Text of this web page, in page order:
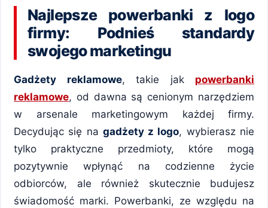
Najlepsze powerbanki z logo
firmy: Podnieś standardy
swojego marketingu
Gadżety reklamowe, takie jak powerbanki
reklamowe, od dawna są cenionym narzędziem
w arsenale marketingowym każdej firmy.
Decydując się na gadżety z logo, wybierasz nie
tylko praktyczne przedmioty, które mogą
pozytywnie wpłynąć na codzienne życie
odbiorców, ale również skutecznie budujesz
świadomość marki. Powerbanki, ze względu na